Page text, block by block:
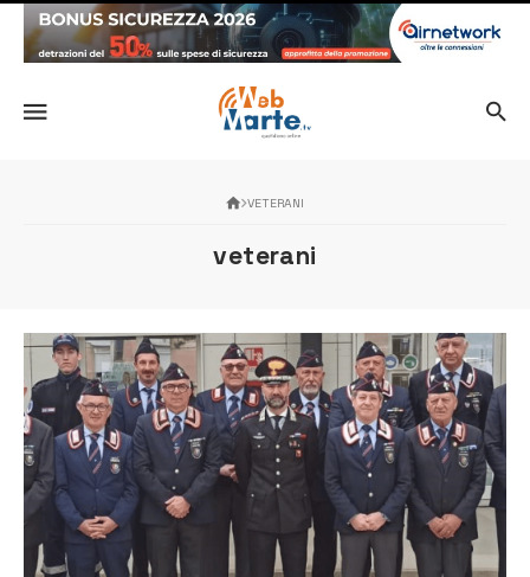
VETERANI
veterani